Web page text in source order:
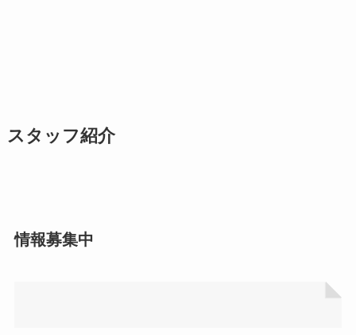
スタッフ紹介
情報募集中